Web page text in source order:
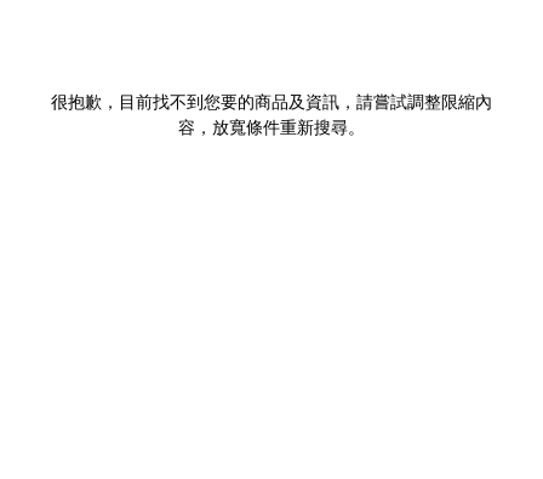
很抱歉，目前找不到您要的商品及資訊，請嘗試調整限縮內
容，放寬條件重新搜尋。